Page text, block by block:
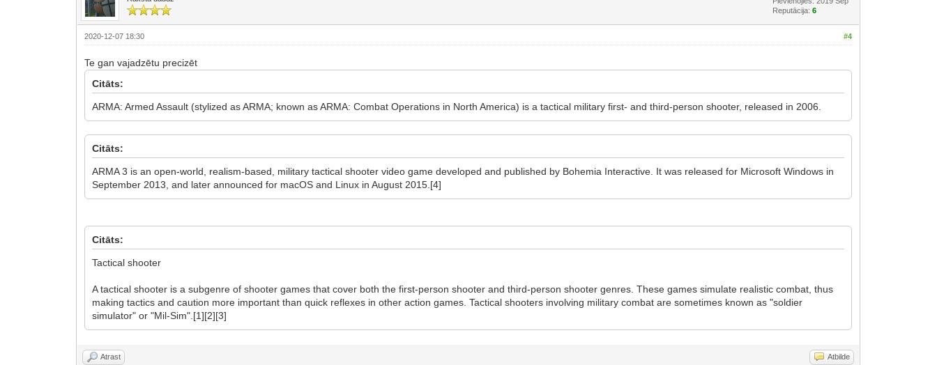
Reputācija:6
#4
2020-12-07 18:30
Te gan vajadzētu precizēt
Citāts:
ARMA: Armed Assault (stylized as ARMA; known as ARMA: Combat Operations in North America) is a tactical military first- and third-person shooter, released in 2006.
Citāts:
ARMA 3 is an open-world, realism-based, military tactical shooter video game developed and published by Bohemia Interactive. It was released for Microsoft Windows in
September 2013, and later announced for macOS and Linux in August 2015.[4]
Citāts:
Tactical shooter
A tactical shooter is a subgenre of shooter games that cover both the first-person shooter and third-person shooter genres. These games simulate realistic combat, thus
making tactics and caution more important than quick reflexes in other action games. Tactical shooters involving military combat are sometimes known as "soldier
simulator" or "Mil-Sim".[1][2][3]
Atrast Atbilde